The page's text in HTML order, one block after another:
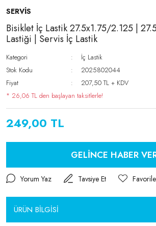
SERVİS
Bisiklet İç Lastik 27.5x1.75/2.125 |
Lastiği | Servis İç Lastik
Kategori
İç Lastik
Stok Kodu
2025802044
Fiyat
207,50 TL + KDV
* 26,06 TL den başlayan taksitlerle!
249,00 TL
GELİNCE HABER
Yorum Yaz Tavsiye Et
ÜRÜN BİLGİSİ